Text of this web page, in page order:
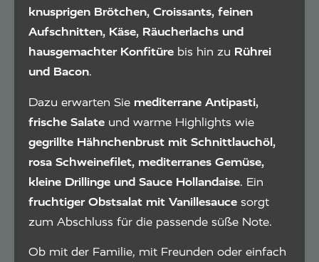
knusprigen Brötchen, Croissants, feinen
Aufschnitten, Käse, Räucherlachs und
hausgemachter Konfitüre bis hin zu Rührei
und Bacon.
Dazu erwarten Sie mediterrane Antipasti,
frische Salate und warme Highlights wie
gegrillte Hähnchenbrust mit Schnittlauchöl,
rosa Schweinefilet, mediterranes Gemüse,
kleine Drillinge und Sauce Hollandaise. Ein
fruchtiger Obstsalat mit Vanillesauce sorgt
zum Abschluss für die passende süße Note.
Ob mit der Familie, mit Freunden oder einfach